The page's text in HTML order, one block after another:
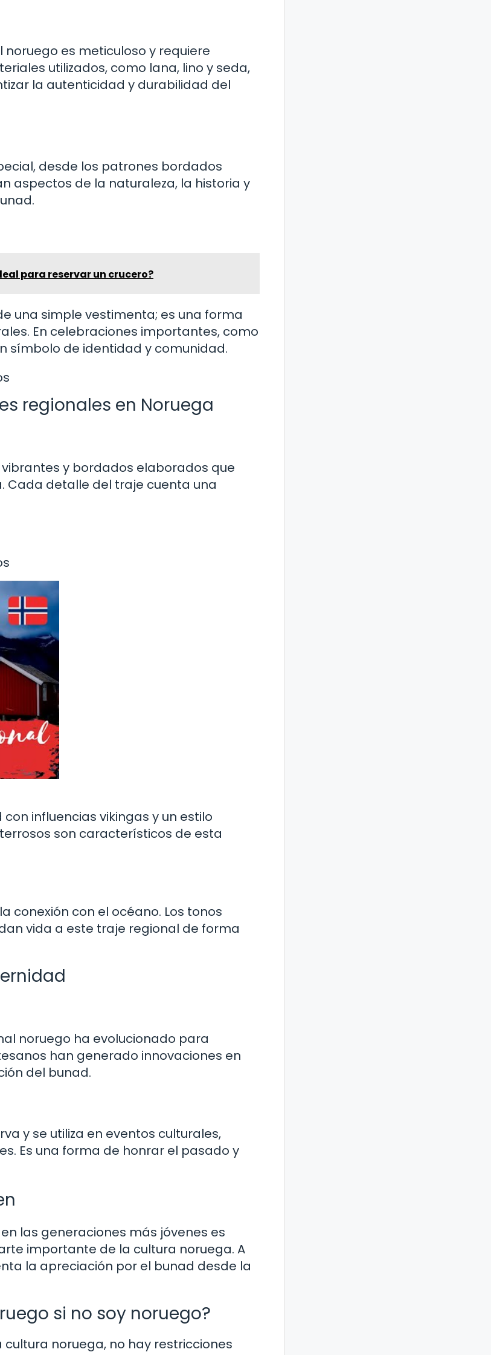
es meticuloso y requiere
utilizados, como lana, lino y seda,
la autenticidad y durabilidad del
desde los patrones bordados
aspectos de la naturaleza, la historia y
para reservar un crucero?
una simple vestimenta; es una forma
En celebraciones importantes, como
símbolo de identidad y comunidad.
regionales en Noruega
y bordados elaborados que
Cada detalle del traje cuenta una
influencias vikingas y un estilo
son característicos de esta
conexión con el océano. Los tonos
vida a este traje regional de forma
noruego ha evolucionado para
han generado innovaciones en
del bunad.
y se utiliza en eventos culturales,
Es una forma de honrar el pasado y
las generaciones más jóvenes es
importante de la cultura noruega. A
la apreciación por el bunad desde la
si no soy noruego?
noruega, no hay restricciones